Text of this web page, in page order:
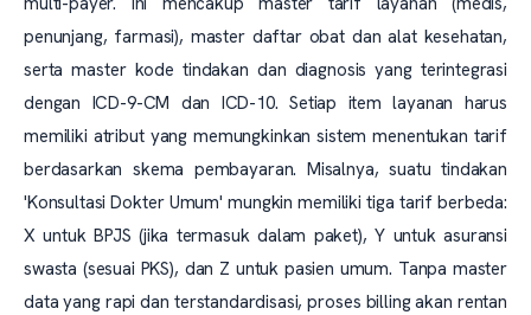
penunjang, farmasi), master daftar obat dan alat kesehatan,
serta master kode tindakan dan diagnosis yang terintegrasi
dengan ICD-9-CM dan ICD-10. Setiap item layanan harus
memiliki atribut yang memungkinkan sistem menentukan tarif
berdasarkan skema pembayaran. Misalnya, suatu tindakan
'Konsultasi Dokter Umum' mungkin memiliki tiga tarif berbeda:
X untuk BPJS (jika termasuk dalam paket), Y untuk asuransi
swasta (sesuai PKS), dan Z untuk pasien umum. Tanpa master
data yang rapi dan terstandardisasi, proses billing akan rentan